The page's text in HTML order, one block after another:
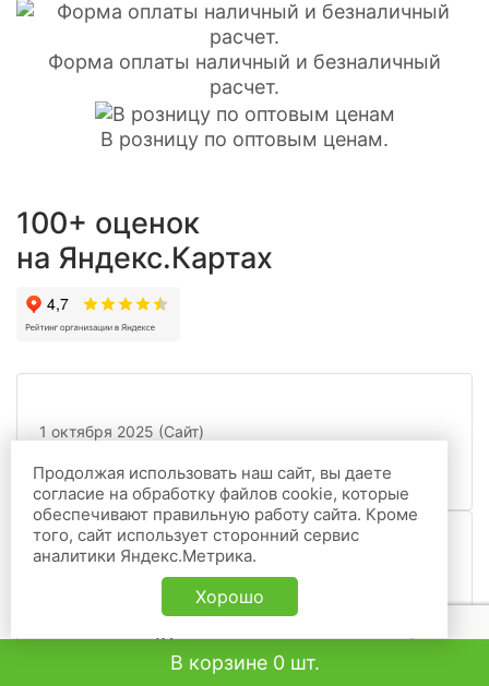
В корзине 0 шт.
Форма оплаты наличный и безналичный
расчет.
В розницу по оптовым ценам.
100+ оценок
на Яндекс.Картах
1 октября 2025 (Сайт)
Юлия
29 сентября 2025 (Сайт)
Отличная компания! Цены просто класс!
Отдельное спасибо хочу сказать
менеджеру Юлии - очень помогла с
покупкой и доставкой сувенирных
Продолжая использовать наш сайт, вы даете
согласие на обработку файлов cookie, которые
обеспечивают правильную работу сайта. Кроме
того, сайт использует сторонний сервис
аналитики Яндекс.Метрика.
Хорошо